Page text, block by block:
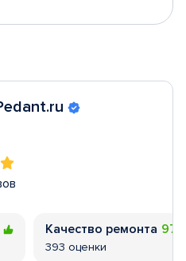
Качество ремонта
393 оценки